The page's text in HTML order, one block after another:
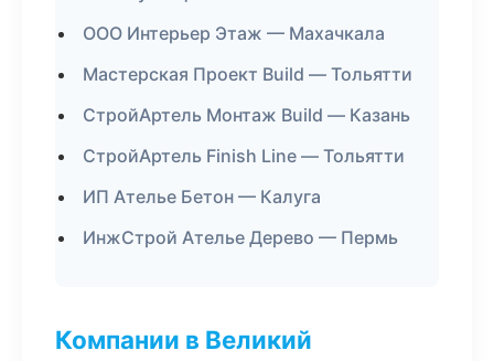
ООО Интерьер Этаж — Махачкала
Мастерская Проект Build — Тольятти
СтройАртель Монтаж Build — Казань
СтройАртель Finish Line — Тольятти
ИП Ателье Бетон — Калуга
ИнжСтрой Ателье Дерево — Пермь
Компании в Великий